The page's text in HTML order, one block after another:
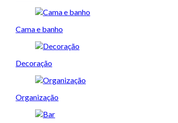
Cama e banho
Decoração
Organização